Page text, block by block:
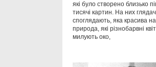
які було створено близько
тисячі картин. На них
споглядають, яка красива
природа, які різнобарвні
милують око,